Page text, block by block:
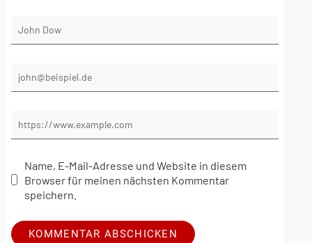
Name, E-Mail-Adresse und Website in diesem
Browser für meinen nächsten Kommentar
speichern.